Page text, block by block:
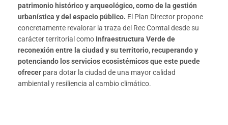
patrimonio histórico y arqueológico, como de la gestión
urbanística y del espacio público. El Plan Director propone
concretamente revalorar la traza del Rec Comtal desde su
carácter territorial como Infraestructura Verde de
reconexión entre la ciudad y su territorio, recuperando y
potenciando los servicios ecosistémicos que este puede
ofrecer para dotar la ciudad de una mayor calidad
ambiental y resiliencia al cambio climático.